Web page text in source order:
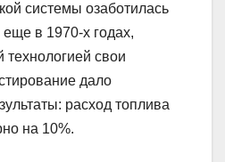
системы озаботилась
в 1970-х годах,
технологией свои
дало
расход топлива
на 10%.